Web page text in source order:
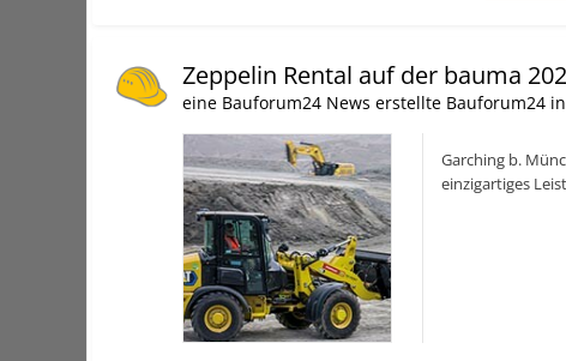
Zeppelin Rental auf der bauma
eine Bauforum24 News erstellte Bauforum24 in
Garching b.
einzigartiges